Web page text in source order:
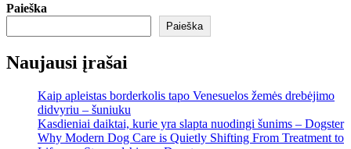
Paieška
Paieška
Naujausi įrašai
Kaip apleistas borderkolis tapo Venesuelos žemės drebėjimo
didvyriu – šuniuku
Kasdieniai daiktai, kurie yra slapta nuodingi šunims – Dogster
Why Modern Dog Care is Quietly Shifting From Treatment to